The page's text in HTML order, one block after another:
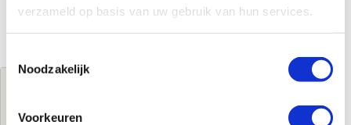
verzameld op basis van uw gebruik van hun services.
Noodzakelijk
Voorkeuren
€274,00